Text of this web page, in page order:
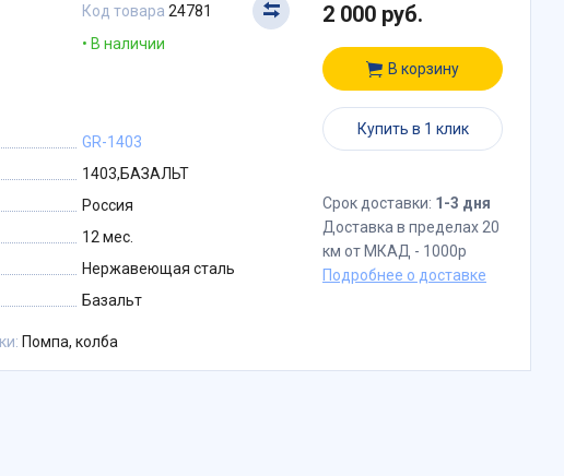
Код товара 24781
В наличии
GR-1403
1403,БАЗАЛЬТ
Россия
12 мес.
Нержавеющая сталь
Базальт
Помпа, колба
2 000 руб.
В корзину
Купить в 1 клик
Срок доставки: 1-3 дня
Доставка в пределах 20
км от МКАД - 1000р
Подробнее о доставке